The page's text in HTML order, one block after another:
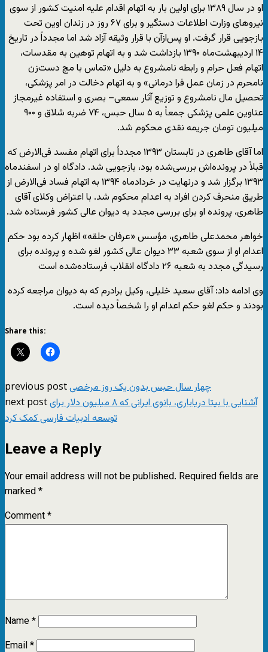
او در سال ۱۳۸۹ برای اولین بار به اتهام اقدام علیه امنیت کشور از سوی
نیروهای وزارت اطلاعات دستگیر و برای ۶۷ روز در زندان اوین تحت
بازجویی قرار گرفت. او پس‌ازآن با قرار وثیقه آزاد شد اما مجدداً در تاریخ
۱۴ اردیبهشت‌ماه ۱۳۹۰ بازداشت شد و به اتهام توهین به مقدسات،
اتهام فعل حرام و رابطه نامشروع به دلیل «تماس با مچ دست‌زن
نامحرم در زمان عمل فرا درمانی» و به اتهام دخالت در امر پزشکی،
تحصیل مال نامشروع و توزیع آثار سمعی– بصری و استفاده غیرمجاز
عناوین علمی پزشکی جمعاً به ۵ سال حبس، ۷۴ ضربه شلاق و ۹۰۰
میلیون تومان جریمه نقدی محکوم شد.
اما آقای طاهری در تابستان ۱۳۹۳ مجدداً برای اتهام مفسد فی‌الارض که
قبلاً در پرونده‌اش بررسی‌شده بود، بازجویی شد. دادگاه او در اسفندماه
۱۳۹۳ برگزار شد و درنهایت در خردادماه ۱۳۹۴ به اتهام فساد فی‌الارض از
طریق منحرف کردن افراد به اعدام محکوم شد. با اعتراض وکلای آقای
طاهری، پرونده او برای بررسی مجدد به دیوان عالی کشور فرستاده شد.
خواهر محمدعلی طاهری، مؤسس «عرفان حلقه» اظهار کرده بود حکم
اعدام او از سوی شعبه ۳۳ دیوان عالی کشور لغو شده و پرونده برای
رسیدگی مجدد به شعبه ۲۶ دادگاه انقلاب فرستاده‌شده است
وی ادامه داد: آقای سعید خلیلی، وکیل برادرم که به دیوان مراجعه کرده
بودند و حکم لغو حکم اعدام او را شخصاً دیده است.
Share this:
previous postچهار سال حبس بدون یک روز مرخصی
next postآشنایی با بیتا دریاباری، بانوی ایرانی که ۸ میلیون دلار برای
توسعه ادبیات فارسی کمک کرد
Leave a Reply
Your email address will not be published. Required fields are
marked*
Comment*
Name*
Email*